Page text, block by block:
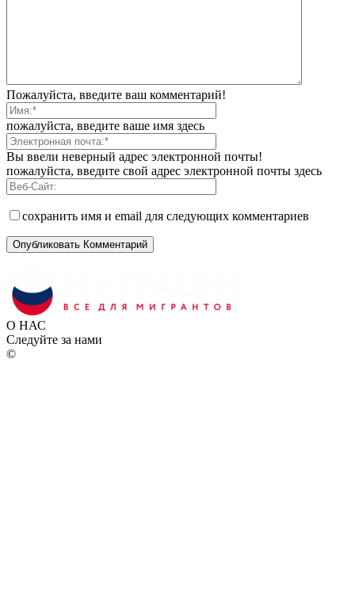
Пожалуйста, введите ваш комментарий!
пожалуйста, введите ваше имя здесь
Вы ввели неверный адрес электронной почты!
пожалуйста, введите свой адрес электронной почты здесь
сохранить имя и email для следующих комментариев
О НАС
Следуйте за нами
©